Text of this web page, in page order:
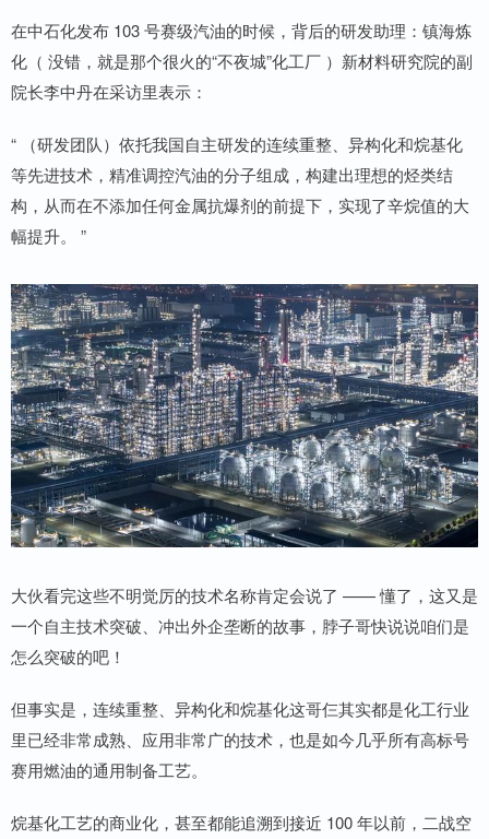
在中石化发布 103 号赛级汽油的时候，背后的研发助理：镇海炼
化（ 没错，就是那个很火的“不夜城”化工厂 ）新材料研究院的副
院长李中丹在采访里表示：
“ （研发团队）依托我国自主研发的连续重整、异构化和烷基化
等先进技术，精准调控汽油的分子组成，构建出理想的烃类结
构，从而在不添加任何金属抗爆剂的前提下，实现了辛烷值的大
幅提升。 ”
大伙看完这些不明觉厉的技术名称肯定会说了 —— 懂了，这又是
一个自主技术突破、冲出外企垄断的故事，脖子哥快说说咱们是
怎么突破的吧！
但事实是，连续重整、异构化和烷基化这哥仨其实都是化工行业
里已经非常成熟、应用非常广的技术，也是如今几乎所有高标号
赛用燃油的通用制备工艺。
烷基化工艺的商业化，甚至都能追溯到接近 100 年以前，二战空